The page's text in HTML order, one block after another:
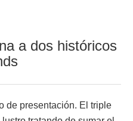
a dos históricos
de presentación. El triple